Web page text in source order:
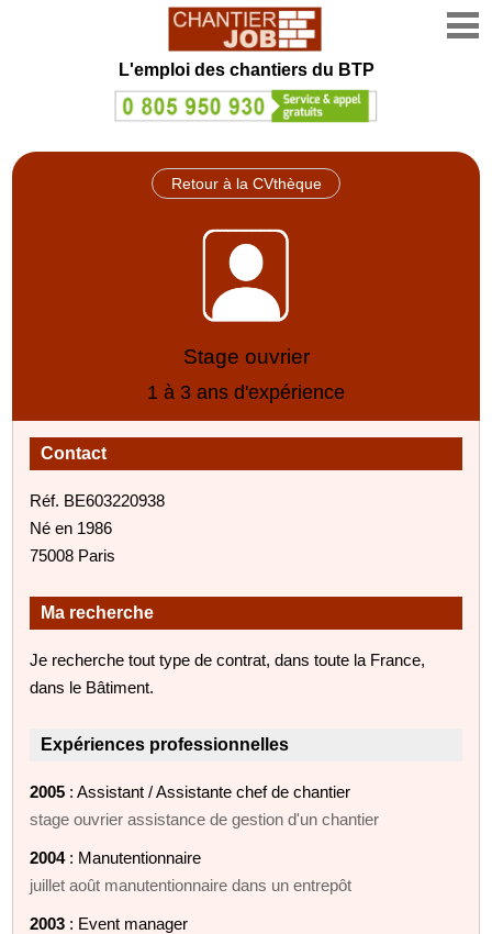
L'emploi des chantiers du BTP
Retour à la CVthèque
Stage ouvrier
1 à 3 ans d'expérience
Contact
Réf. BE603220938
Né en 1986
75008 Paris
Ma recherche
Je recherche tout type de contrat, dans toute la France,
dans le Bâtiment.
Expériences professionnelles
2005 : Assistant / Assistante chef de chantier
stage ouvrier assistance de gestion d'un chantier
2004: Manutentionnaire
juillet août manutentionnaire dans un entrepôt
2003 : Event manager